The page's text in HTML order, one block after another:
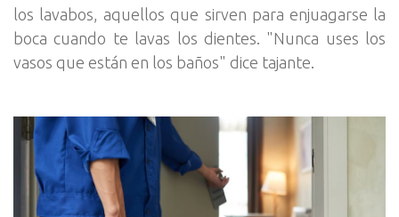
los lavabos, aquellos que sirven para enjuagarse la
boca cuando te lavas los dientes. "Nunca uses los
vasos que están en los baños" dice tajante.